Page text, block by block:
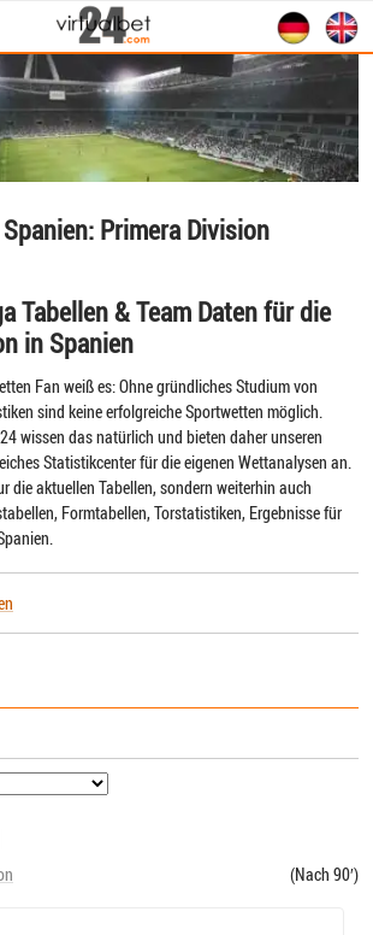
Sportwetten
WM 2026
Wett Tipps
Primera Division
Tabellen & Team Daten für die
in Spanien
Fan weiß es: Ohne gründliches Studium von
sind keine erfolgreiche Sportwetten möglich.
wissen das natürlich und bieten daher unseren
Statistikcenter für die eigenen Wettanalysen an.
die aktuellen Tabellen, sondern weiterhin auch
Formtabellen, Torstatistiken, Ergebnisse für
(Nach 90′)